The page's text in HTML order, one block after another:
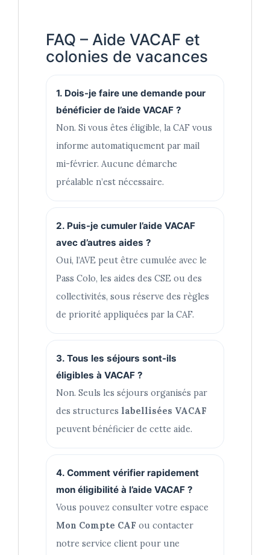
FAQ – Aide VACAF et
colonies de vacances
1. Dois-je faire une demande pour
bénéficier de l’aide VACAF ?
Non. Si vous êtes éligible, la CAF vous
informe automatiquement par mail
mi-février. Aucune démarche
préalable n’est nécessaire.
2. Puis-je cumuler l’aide VACAF
avec d’autres aides ?
Oui, l’AVE peut être cumulée avec le
Pass Colo, les aides des CSE ou des
collectivités, sous réserve des règles
de priorité appliquées par la CAF.
3. Tous les séjours sont-ils
éligibles à VACAF ?
Non. Seuls les séjours organisés par
des structures labellisées VACAF
peuvent bénéficier de cette aide.
4. Comment vérifier rapidement
mon éligibilité à l’aide VACAF ?
Vous pouvez consulter votre espace
Mon Compte CAF ou contacter
notre service client pour une